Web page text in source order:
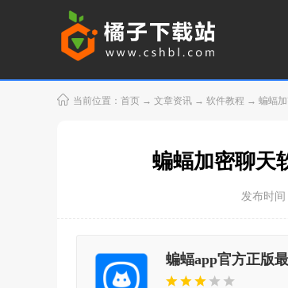
当前位置： 首页 → 文章资讯 → 软件教程 → 蝙蝠加
蝙蝠加密聊天
发布时间
蝙蝠app官方正版